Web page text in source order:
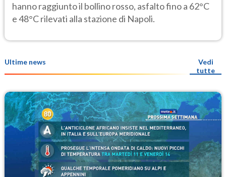
hanno raggiunto il bollino rosso, asfalto fino a 62°C
e 48°C rilevati alla stazione di Napoli.
Ultime news
Vedi
tutte